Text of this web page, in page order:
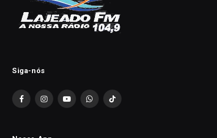
Siga-nós
FacebookInstagramYouTubeWhatsAppTikTok